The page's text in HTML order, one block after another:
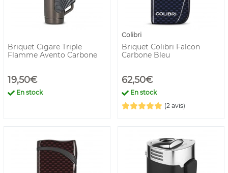
Briquet Cigare Triple
Flamme Avento Carbone
19,50€
En stock
Colibri
Briquet Colibri Falcon
Carbone Bleu
62,50€
En stock
(2 avis)